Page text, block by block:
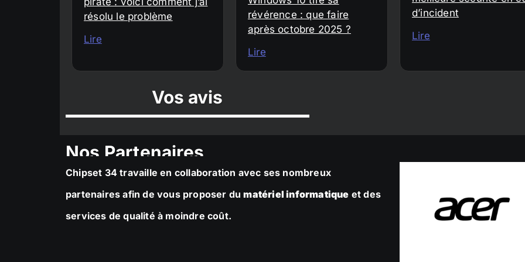
résolu le problème
Lire
révérence : que faire
après octobre 2025 ?
Lire
d’incident
Lire
Vos avis
Nos Partenaires
Chipset 34 travaille en collaboration avec ses nombreux
partenaires afin de vous proposer dumatériel informatique et des
services de qualité à moindre coût.